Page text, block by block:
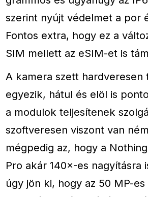
szerint nyújt védelmet a por
Fontos extra, hogy ez a
SIM mellett az eSIM-et is
A kamera szett hardveresen
egyezik, hátul és elöl is
a modulok teljesítenek
szoftveresen viszont van
mégpedig az, hogy a
Pro akár 140×-es nagyításra
úgy jön ki, hogy az 50 MP-es